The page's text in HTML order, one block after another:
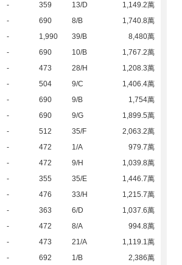
- 359 13/D
1,149.2萬
- 690 8/B
1,740.8萬
- 1,990 39/B
8,480萬
- 690 10/B
1,767.2萬
- 473 28/H
1,208.3萬
- 504 9/C
1,406.4萬
- 690 9/B
1,754萬
- 690 9/G
1,899.5萬
- 512 35/F
2,063.2萬
- 472 1/A
979.7萬
- 472 9/H
1,039.8萬
- 355 35/E
1,446.7萬
- 476 33/H
1,215.7萬
- 363 6/D
1,037.6萬
- 472 8/A
994.8萬
- 473 21/A
1,119.1萬
- 692 1/B
2,386萬